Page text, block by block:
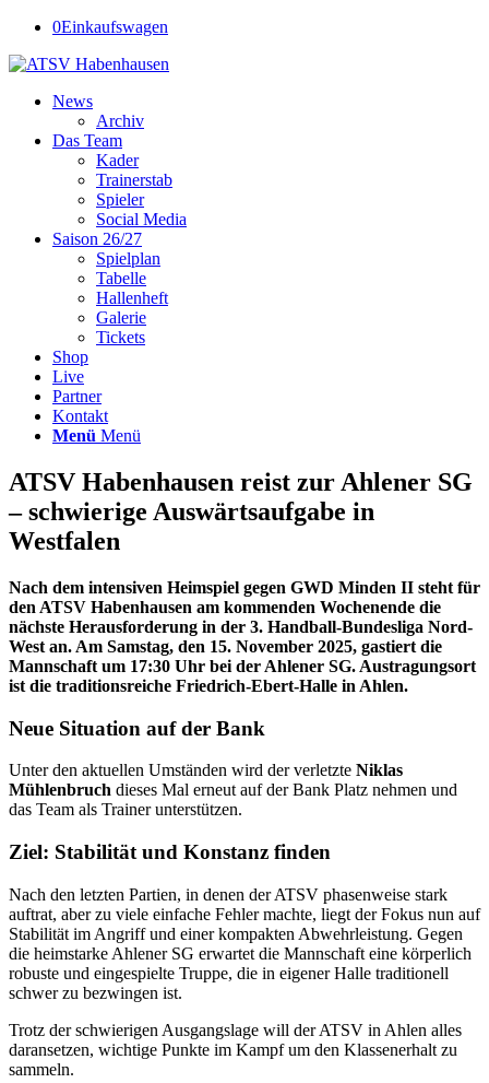
0Einkaufswagen
News
Archiv
Das Team
Kader
Trainerstab
Spieler
Social Media
Saison 26/27
Spielplan
Tabelle
Hallenheft
Galerie
Tickets
Shop
Live
Partner
Kontakt
Menü Menü
ATSV Habenhausen reist zur Ahlener SG
– schwierige Auswärtsaufgabe in
Westfalen
Nach dem intensiven Heimspiel gegen GWD Minden II steht für
den ATSV Habenhausen am kommenden Wochenende die
nächste Herausforderung in der 3. Handball-Bundesliga Nord-
West an. Am Samstag, den 15. November 2025, gastiert die
Mannschaft um 17:30 Uhr bei der Ahlener SG. Austragungsort
ist die traditionsreiche Friedrich-Ebert-Halle in Ahlen.
Neue Situation auf der Bank
Unter den aktuellen Umständen wird der verletzte Niklas
Mühlenbruch dieses Mal erneut auf der Bank Platz nehmen und
das Team als Trainer unterstützen.
Ziel: Stabilität und Konstanz finden
Nach den letzten Partien, in denen der ATSV phasenweise stark
auftrat, aber zu viele einfache Fehler machte, liegt der Fokus nun auf
Stabilität im Angriff und einer kompakten Abwehrleistung. Gegen
die heimstarke Ahlener SG erwartet die Mannschaft eine körperlich
robuste und eingespielte Truppe, die in eigener Halle traditionell
schwer zu bezwingen ist.
Trotz der schwierigen Ausgangslage will der ATSV in Ahlen alles
daransetzen, wichtige Punkte im Kampf um den Klassenerhalt zu
sammeln.